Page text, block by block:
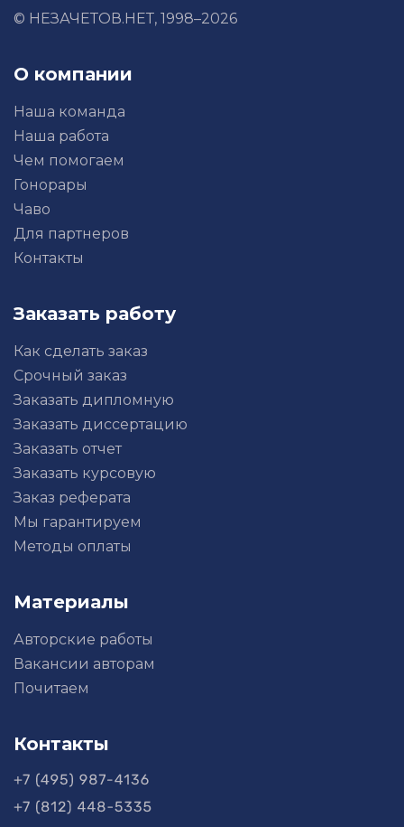
© НЕЗАЧЕТОВ.НЕТ, 1998–2026
О компании
Наша команда
Наша работа
Чем помогаем
Гонорары
Чаво
Для партнеров
Контакты
Заказать работу
Как сделать заказ
Срочный заказ
Заказать дипломную
Заказать диссертацию
Заказать отчет
Заказать курсовую
Заказ реферата
Мы гарантируем
Методы оплаты
Материалы
Авторские работы
Вакансии авторам
Почитаем
Контакты